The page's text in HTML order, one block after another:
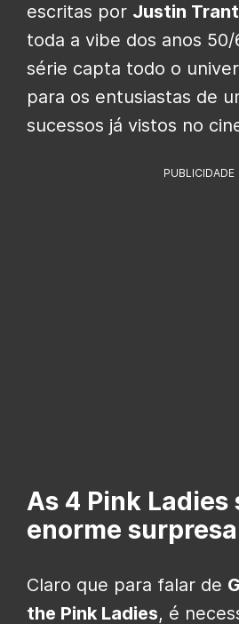
escritas por Justin
toda a vibe dos anos 50/
série capta todo o
para os entusiastas de
sucessos já vistos no
PUBLICIDADE
As 4 Pink Ladies
enorme
Claro que para falar de
the Pink Ladies, é